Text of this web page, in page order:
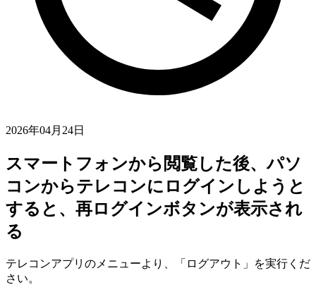
2026年04月24日
スマートフォンから閲覧した後、パソ
コンからテレコンにログインしようと
すると、再ログインボタンが表示され
る
テレコンアプリのメニューより、「ログアウト」を実行くだ
さい。